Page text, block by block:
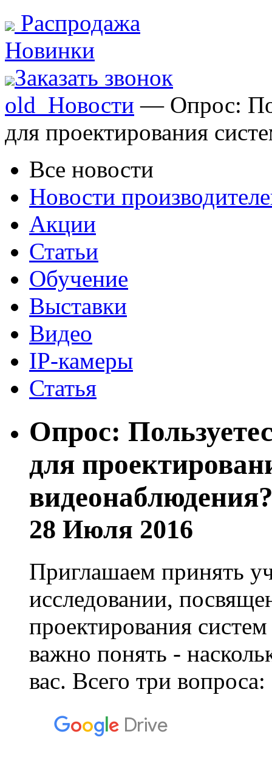
Распродажа
Новинки
Заказать звонок
old_Новости — Опрос:
для проектирования
Все новости
Новости
Акции
Статьи
Обучение
Выставки
Видео
IP-камеры
Статья
Опрос:
для
28 Июля 2016
Приглашаем принять
исследовании,
проектирования
важно понять -
вас. Всего три вопроса: